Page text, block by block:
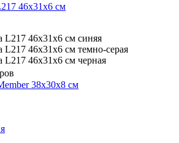
46х31х6 см
синяя
темно-серая
черная